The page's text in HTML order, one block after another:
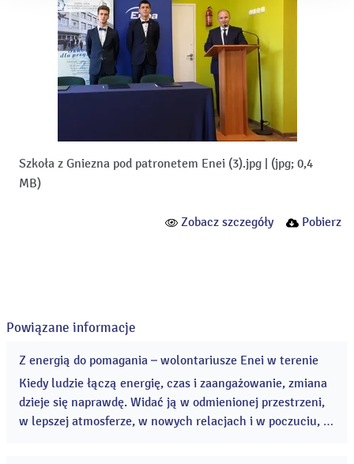
Szkoła z Gniezna pod patronetem Enei (3).jpg
(jpg; 0,4
MB)
Zobacz szczegóły Pobierz
Powiązane informacje
30
cze
2026
Z energią do pomagania – wolontariusze Enei w terenie
Kiedy ludzie łączą energię, czas i zaangażowanie, zmiana
dzieje się naprawdę. Widać ją w odmienionej przestrzeni,
w lepszej atmosferze, w nowych relacjach i w poczuciu, że